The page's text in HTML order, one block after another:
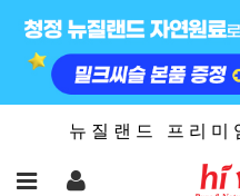
뉴 질 랜 드 프 리 미